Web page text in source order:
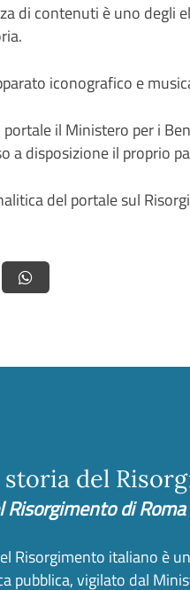
di contenuti è uno
iconografico e
portale il Ministero per i
a disposizione il proprio
del portale sul
del
Risorgimento di Roma
Risorgimento italiano è
pubblica, vigilato dal